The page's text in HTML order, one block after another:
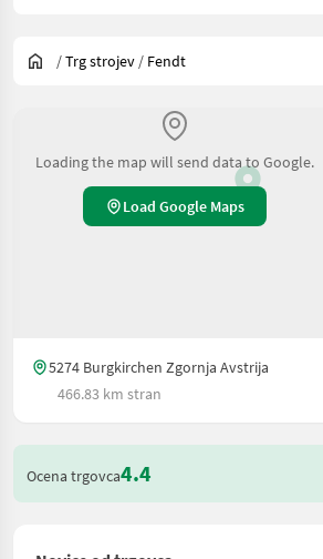
/Trg strojev / Fendt
Loading the map will send data to Google.
Load Google Maps
5274 Burgkirchen Zgornja Avstrija
466.83 km stran
Ocena trgovca4.4